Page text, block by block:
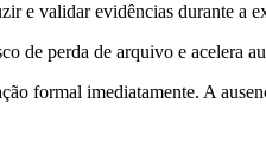
e validar evidências durante a
de perda de arquivo e acelera
formal imediatamente. A